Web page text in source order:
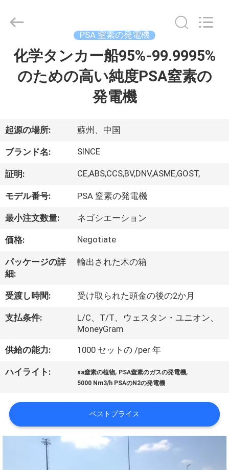
家
わ
た
し
た
に
つ
い
て
工
場
学
2026
JoShining
Technology
Co.,Ltd.
Reserved.
PSA 窒素の発電機
化学タンカー船95%-99.9995%
のための高い純度PSA窒素の
発電機
起源の場所: 蘇州、中国
ブランド名: SINCE
証明: CE,ABS,CCS,BV,DNV,ASME,GOST,
モデル番号: PSA 窒素の発電機
最小注文数量: ネゴシエーション
価格: Negotiate
パッケージの詳
細:
輸出された木の箱
受渡し時間: 受け取られた頭金の後の2か月
支払条件:
L/C、T/T、ウェスタン・ユニオン、
MoneyGram
供給の能力: 1000 セットの /per 年
ハイライト: sa窒素の植物, PSA窒素のガスの発電機,
5000 Nm3/h PSAのN2の発電機
ベストプライス